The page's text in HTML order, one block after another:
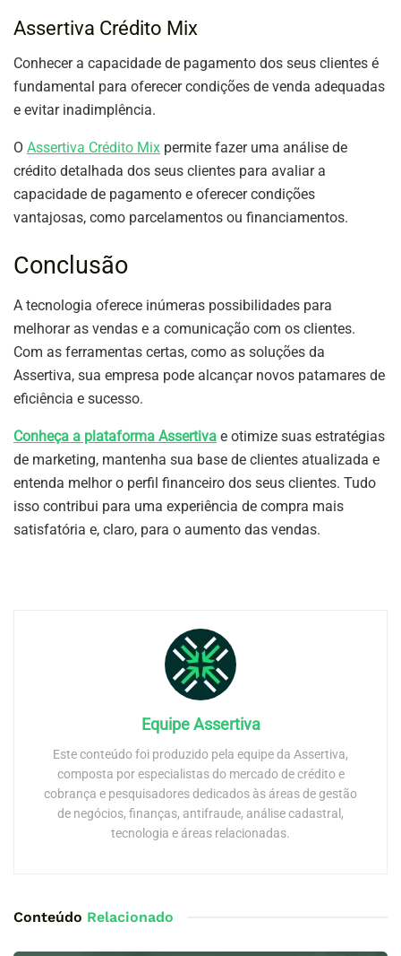
Assertiva Crédito Mix
Conhecer a capacidade de pagamento dos seus clientes é
fundamental para oferecer condições de venda adequadas
e evitar inadimplência.
O Assertiva Crédito Mix permite fazer uma análise de
crédito detalhada dos seus clientes para avaliar a
capacidade de pagamento e oferecer condições
vantajosas, como parcelamentos ou financiamentos.
Conclusão
A tecnologia oferece inúmeras possibilidades para
melhorar as vendas e a comunicação com os clientes.
Com as ferramentas certas, como as soluções da
Assertiva, sua empresa pode alcançar novos patamares de
eficiência e sucesso.
Conheça a plataforma Assertiva e otimize suas estratégias
de marketing, mantenha sua base de clientes atualizada e
entenda melhor o perfil financeiro dos seus clientes. Tudo
isso contribui para uma experiência de compra mais
satisfatória e, claro, para o aumento das vendas.
Equipe Assertiva
Este conteúdo foi produzido pela equipe da Assertiva,
composta por especialistas do mercado de crédito e
cobrança e pesquisadores dedicados às áreas de gestão
de negócios, finanças, antifraude, análise cadastral,
tecnologia e áreas relacionadas.
Conteúdo Relacionado